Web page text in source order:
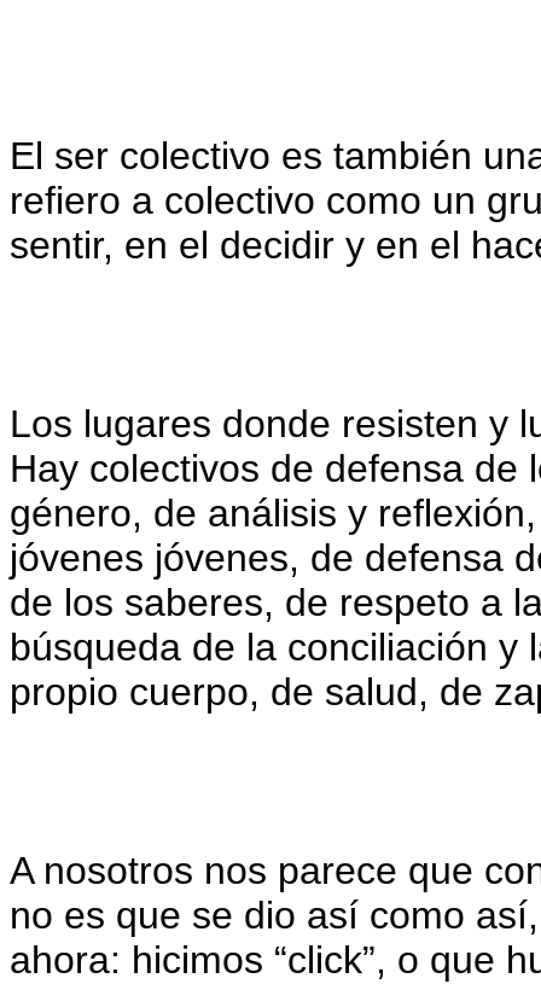
El ser colectivo es también
refiero a colectivo como un
sentir, en el decidir y en el
Los lugares donde resisten y
Hay colectivos de defensa de
género, de análisis y
jóvenes jóvenes, de defensa
de los saberes, de respeto a
búsqueda de la conciliación y
propio cuerpo, de salud, de
A nosotros nos parece que
no es que se dio así como
ahora: hicimos “click”, o que